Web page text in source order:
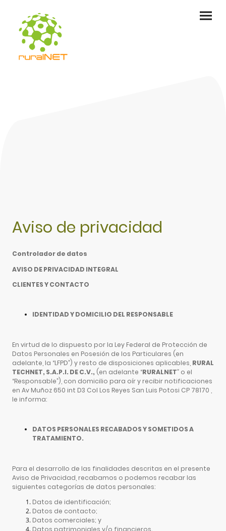
Aviso de privacidad
Controlador de datos
AVISO DE PRIVACIDAD INTEGRAL
CLIENTES Y CONTACTO
IDENTIDAD Y DOMICILIO DEL RESPONSABLE
En virtud de lo dispuesto por la Ley Federal de Protección de
Datos Personales en Posesión de los Particulares (en
adelante, la “LFPD”) y resto de disposiciones aplicables, RURAL
TECHNET, S.A.P.I. DE C.V., (en adelante “RURALNET” o el
“Responsable”), con domicilio para oír y recibir notificaciones
en Av Muñoz 650 int D3 Col Los Reyes San Luis Potosi CP 78170 ,
le informa:
DATOS PERSONALES RECABADOS Y SOMETIDOS A
TRATAMIENTO.
Para el desarrollo de las finalidades descritas en el presente
Aviso de Privacidad, recabamos o podemos recabar las
siguientes categorías de datos personales:
Datos de identificación;
Datos de contacto;
Datos comerciales; y